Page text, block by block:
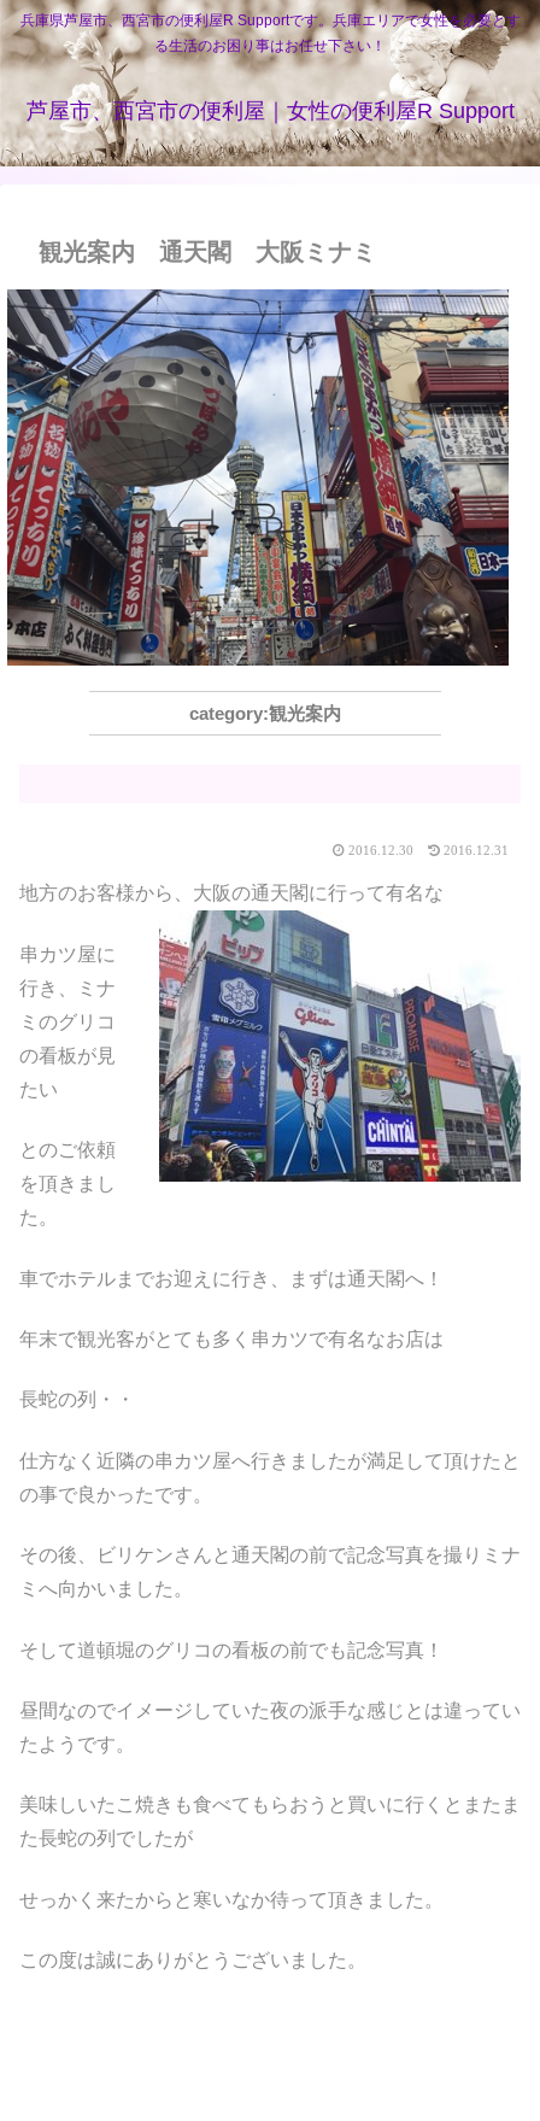
兵庫県芦屋市、西宮市の便利屋R Supportです。兵庫エリアで女性を必要とす
る生活のお困り事はお任せ下さい！
芦屋市、西宮市の便利屋｜女性の便利屋R Support
観光案内 通天閣 大阪ミナミ
観光案内
2016.12.30 2016.12.31
地方のお客様から、大阪の通天閣に行って有名な
串カツ屋に
行き、ミナ
ミのグリコ
の看板が見
たい
とのご依頼
を頂きまし
た。
車でホテルまでお迎えに行き、まずは通天閣へ！
年末で観光客がとても多く串カツで有名なお店は
長蛇の列・・
仕方なく近隣の串カツ屋へ行きましたが満足して頂けたと
の事で良かったです。
その後、ビリケンさんと通天閣の前で記念写真を撮りミナ
ミへ向かいました。
そして道頓堀のグリコの看板の前でも記念写真！
昼間なのでイメージしていた夜の派手な感じとは違ってい
たようです。
美味しいたこ焼きも食べてもらおうと買いに行くとまたま
た長蛇の列でしたが
せっかく来たからと寒いなか待って頂きました。
この度は誠にありがとうございました。